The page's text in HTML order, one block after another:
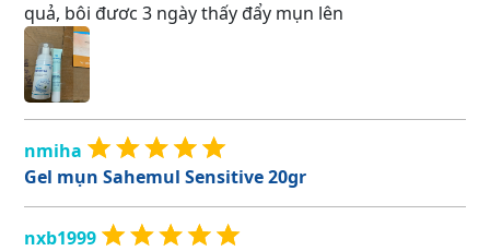
quả, bôi đươc 3 ngày thấy đẩy mụn lên
nmiha
Gel mụn Sahemul Sensitive 20gr
nxb1999